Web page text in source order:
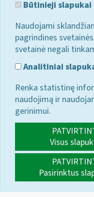
Būtinieji slapukai
Naudojami
pagrindines
svetainė negali
Analitiniai
Renka statistinę
naudojimą ir
gerinimui.
Visus
Pasirinktus